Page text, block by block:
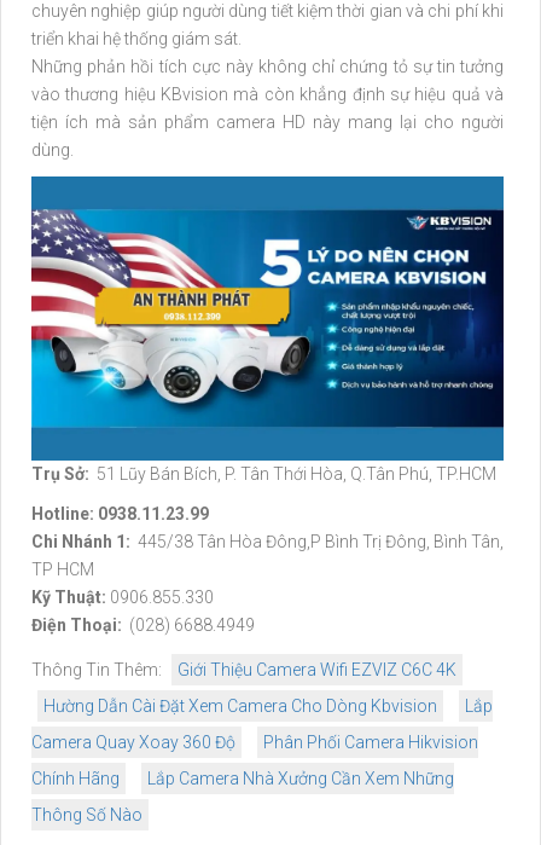
chuyên nghiệp giúp người dùng tiết kiệm thời gian và chi phí khi
triển khai hệ thống giám sát.
Những phản hồi tích cực này không chỉ chứng tỏ sự tin tưởng
vào thương hiệu KBvision mà còn khẳng định sự hiệu quả và
tiện ích mà sản phẩm camera HD này mang lại cho người
dùng.
Trụ Sở: 51 Lũy Bán Bích, P. Tân Thới Hòa, Q.Tân Phú, TP.HCM
Hotline: 0938.11.23.99
Chi Nhánh 1: 445/38 Tân Hòa Đông,P Bình Trị Đông, Bình Tân,
TP HCM
Kỹ Thuật: 0906.855.330
Điện Thoại: (028) 6688.4949
Thông Tin Thêm:
Giới Thiệu Camera Wifi EZVIZ C6C 4K
Hường Dẫn Cài Đặt Xem Camera Cho Dòng Kbvision
Lắp
Camera Quay Xoay 360 Độ
Phân Phối Camera Hikvision
Chính Hãng
Lắp Camera Nhà Xưởng Cần Xem Những
Thông Số Nào